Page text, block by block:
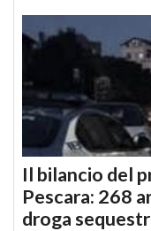
Il bilancio del
Pescara: 268
droga